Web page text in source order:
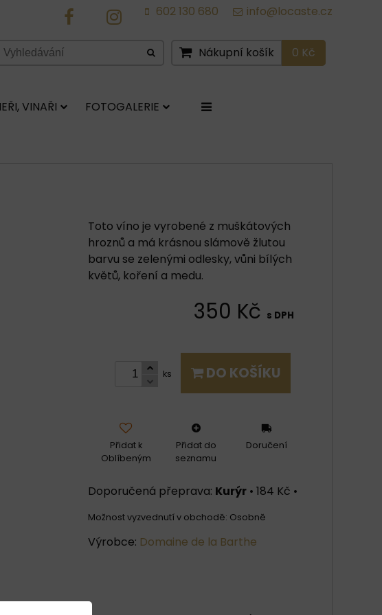
IG
602 130 680 info@locaste.cz
Nákupní košík 0 Kč
VINAŘI FOTOGALERIE
Toto víno je vyrobené z muškátových
hroznů a má krásnou slámově žlutou
barvu se zelenými odlesky, vůni bílých
květů, koření a medu.
350 Kč s DPH
ks DO KOŠÍKU
Přidat k
Oblíbeným
Přidat do
seznamu
Doručení
Kurýr • 184 Kč •
Osobně
Výrobce: Domaine de la Barthe